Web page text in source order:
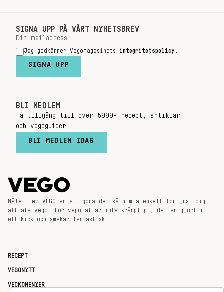
SIGNA UPP PÅ VÅRT NYHETSBREV
Jag godkänner Vegomagasinets integritetspolicy
SIGNA UPP
BLI MEDLEM
Få tillgång till över 5000+ recept, artiklar
och vegoguider!
BLI MEDLEM IDAG
Målet med VEGO är att göra det så himla enkelt för just dig
att äta vego. För vegomat är inte krångligt, det är gjort i
ett kick och smakar fantastiskt.
RECEPT
VEGONYTT
VECKOMENYER